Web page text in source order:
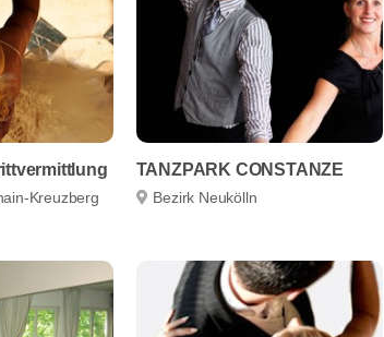
Kreuzberg
TANZPARK CONSTANZE
Bezirk Neukölln